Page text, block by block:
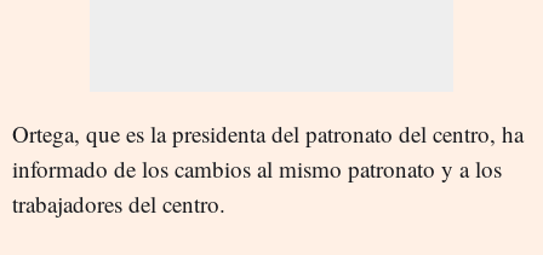
Ortega, que es la presidenta del patronato del centro, ha
informado de los cambios al mismo patronato y a los
trabajadores del centro.